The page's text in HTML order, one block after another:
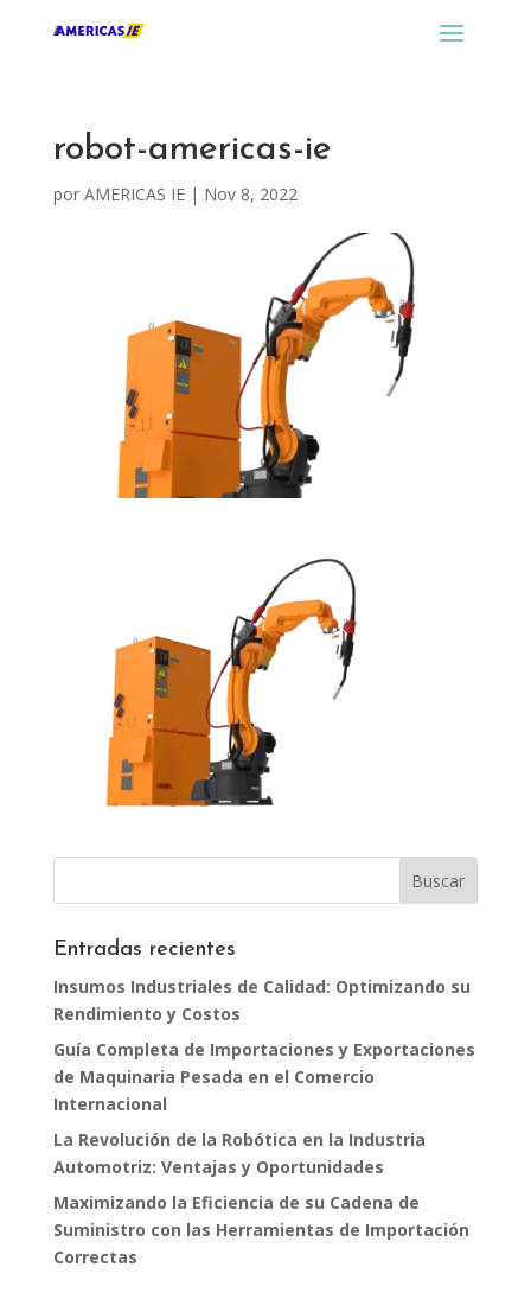
robot-americas-ie
por AMERICAS IE| Nov 8, 2022
Entradas recientes
Insumos Industriales de Calidad: Optimizando su
Rendimiento y Costos
Guía Completa de Importaciones y Exportaciones
de Maquinaria Pesada en el Comercio
Internacional
La Revolución de la Robótica en la Industria
Automotriz: Ventajas y Oportunidades
Maximizando la Eficiencia de su Cadena de
Suministro con las Herramientas de Importación
Correctas